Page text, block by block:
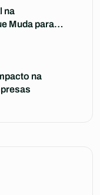
na
Muda para
na